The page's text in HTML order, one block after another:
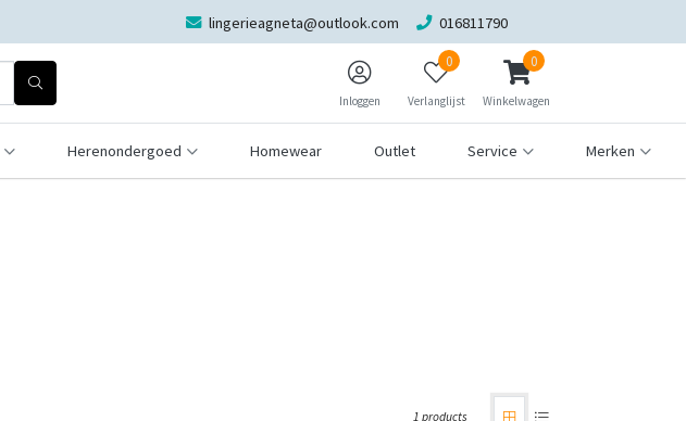
lingerieagneta@outlook.com 016811790
Inloggen
0
Verlanglijst
0
Winkelwagen
Herenondergoed Homewear Outlet Service Merken
1 products